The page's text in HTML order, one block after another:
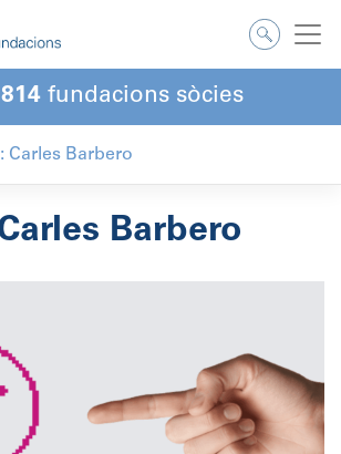
814 fundacions sòcies
Carles Barbero
Barbero